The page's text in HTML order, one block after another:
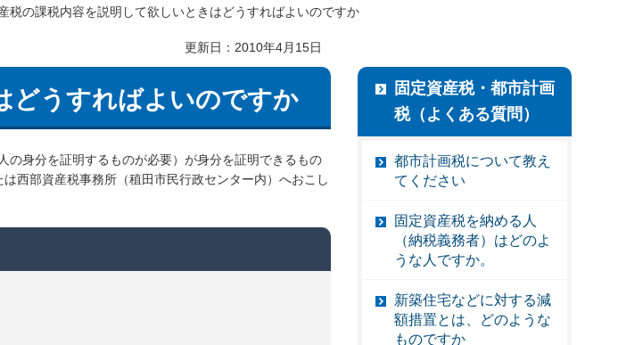
税の課税内容を説明して欲しいときはどうすればよいのですか
更新日：2010年4月15日
どうすればよいのですか
の身分を証明するものが必要）が身分を証明できるもの
西部資産税事務所（稙田市民行政センター内）へおこし
固定資産税・都市計画
税（よくある質問）
都市計画税について教え
てください
固定資産税を納める人
（納税義務者）はどのよ
うな人ですか。
新築住宅などに対する減
額措置とは、どのような
ものですか